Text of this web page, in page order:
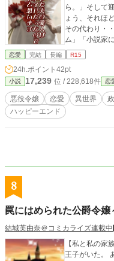
ら。」そして
ょう、それほ
その代わり・・後
ム」「小説家
恋愛 完結 長編 R15
24h.ポイント 42pt
小説 17,239 位 / 228,618件 恋
悪役令嬢 恋愛 異世界
ハッピーエンド
8
罠にはめられた公爵令
結城芙由奈＠コミカライズ連載中
【私と私の家族の
王子がいた。